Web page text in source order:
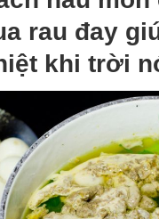
rau đay
khi trời